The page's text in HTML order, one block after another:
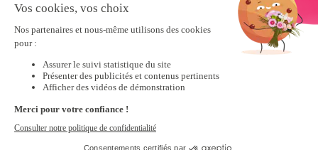
Avis vérifié
TRES BIEN LA
COULEUR ETAIT BIEN
ET LA MATIERE EST